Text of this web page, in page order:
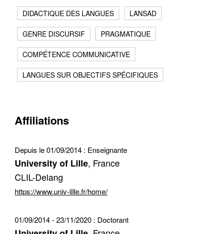
DIDACTIQUE DES LANGUES LANSAD
GENRE DISCURSIF PRAGMATIQUE
COMPÉTENCE COMMUNICATIVE
LANGUES SUR OBJECTIFS SPÉCIFIQUES
Affiliations
Depuis le 01/09/2014 : Enseignante
University of Lille, France
CLIL-Delang
https://www.univ-lille.fr/home/
01/09/2014 - 23/11/2020 : Doctorant
Contacter